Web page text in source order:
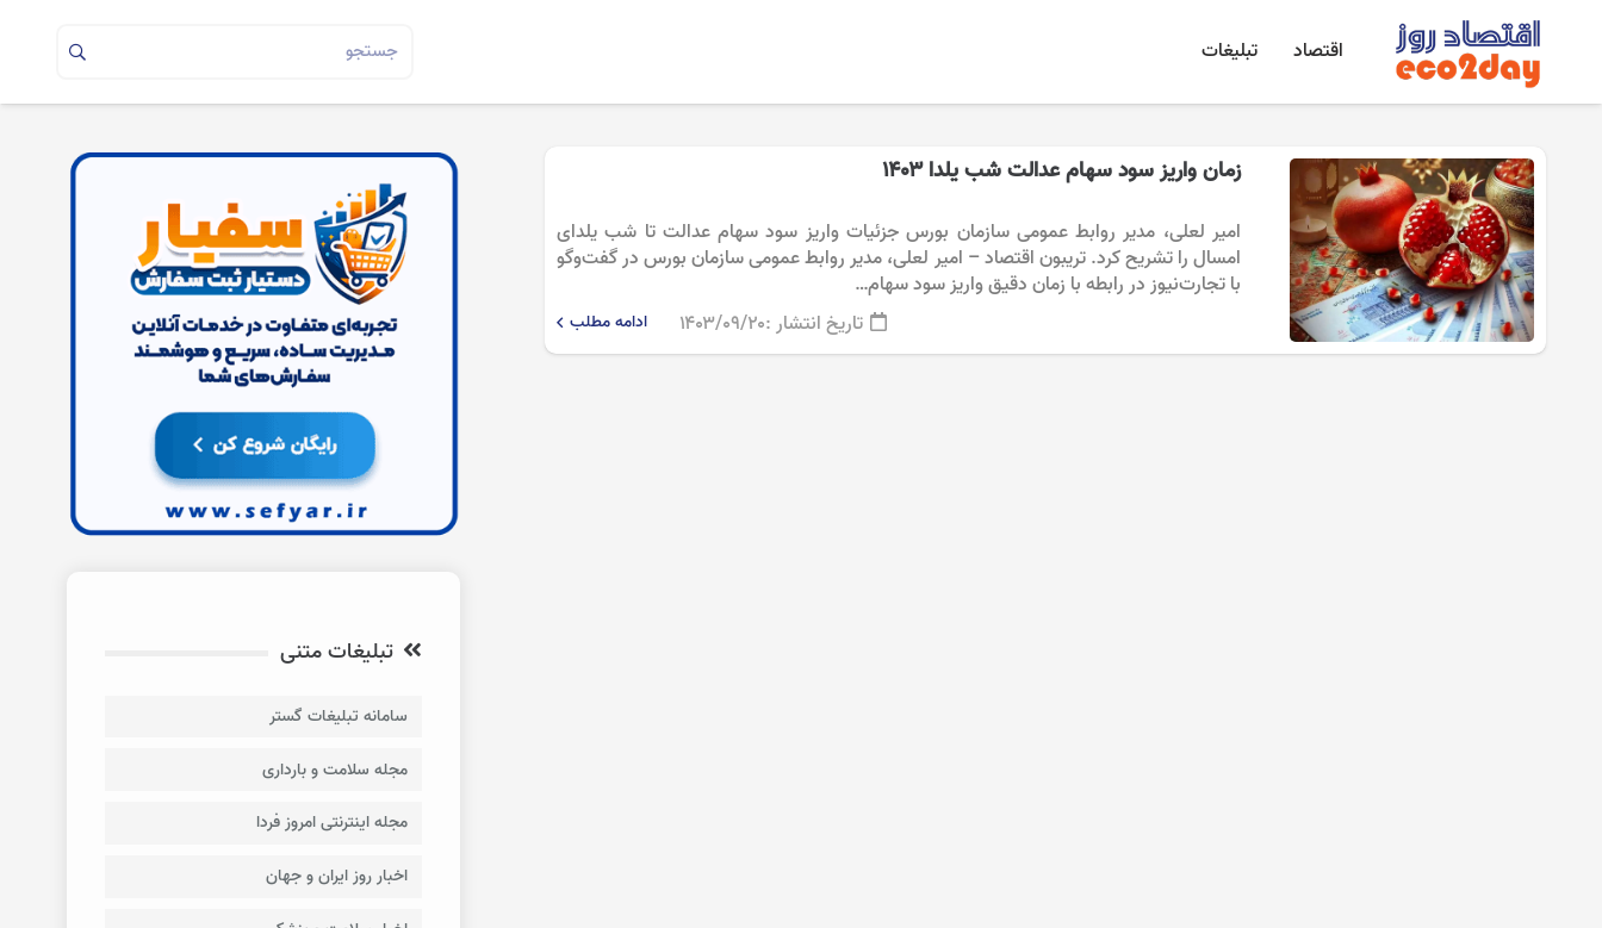
اقتصاد تبلیغات
زمان واریز سود سهام عدالت شب یلدا ۱۴۰۳
امیر لعلی، مدیر روابط عمومی سازمان بورس جزئیات واریز سود سهام عدالت تا شب یلدای
امسال را تشریح کرد. تریبون اقتصاد – امیر لعلی، مدیر روابط عمومی سازمان بورس در گفت‌وگو
با تجارت‌نیوز در رابطه با زمان دقیق واریز سود سهام…
تاریخ انتشار :۱۴۰۳/۰۹/۲۰ ادامه مطلب
تبلیغات متنی
سامانه تبلیغات گستر
مجله سلامت و بارداری
مجله اینترنتی امروز فردا
اخبار روز ایران و جهان